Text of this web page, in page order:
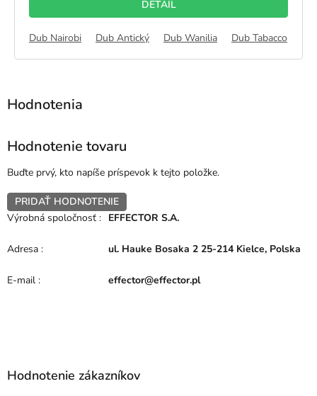
DETAIL
Dub Nairobi Dub Antický Dub Wanilia Dub Tabacco
Hodnotenie tovaru
Buďte prvý, kto napíše príspevok k tejto položke.
PRIDAŤ HODNOTENIE
Výrobná spoločnosť : EFFECTOR S.A.
Adresa : ul. Hauke Bosaka 2 25-214 Kielce, Polska
E-mail : effector@effector.pl
Hodnotenie zákazníkov